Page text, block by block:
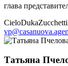
глава
CieloDukaZucchetti
Татьяна